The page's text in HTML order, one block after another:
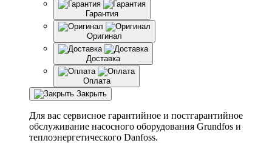
Гарантия
Оригинал
Доставка
Оплата
Закрыть
Для вас сервисное гарантийное и постгарантийное
обслуживание насосного оборудования Grundfos и
теплоэнергетического Danfoss.